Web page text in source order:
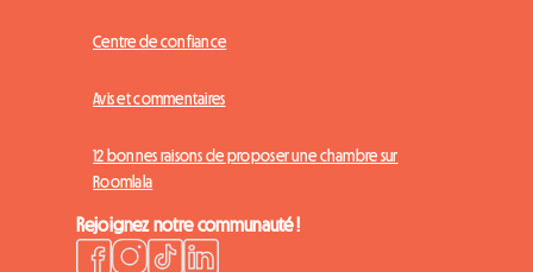
Centre de confiance
Avis et commentaires
12 bonnes raisons de proposer une chambre sur
Roomlala
Rejoignez notre communauté !